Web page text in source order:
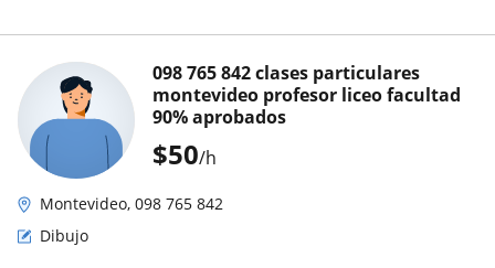
$50/h
098 765 842 clases particulares
montevideo profesor liceo facultad
90% aprobados
Montevideo, 098 765 842
Dibujo